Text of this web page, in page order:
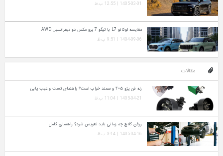
1405-03-01 | 12:55 ب.ظ
مقایسه لوکانو L7 با تیگو 7 پرو مکس دو دیفرانسیل AWD
1404-09-06 | 9:51 ب.ظ
مقالات
رله فن پژو ۴۰۵ و سمند خراب است؟ راهنمای تست و عیب‌ یابی
1405-04-21 | 11:04 ب.ظ
روغن کلاچ چه زمانی باید تعویض شود؟ راهنمای کامل
1405-04-16 | 3:14 ب.ظ